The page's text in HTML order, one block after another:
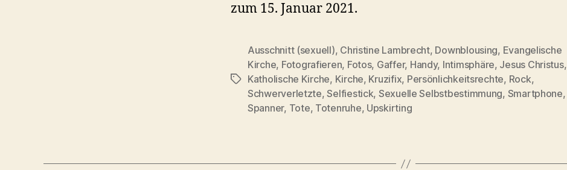
zum 15. Januar 2021.
Schlagwörter
Ausschnitt (sexuell), Christine Lambrecht, Downblousing, Evangelische
Kirche, Fotografieren, Fotos, Gaffer, Handy, Intimsphäre, Jesus Christus,
Katholische Kirche, Kirche, Kruzifix, Persönlichkeitsrechte, Rock,
Schwerverletzte,Selfiestick, Sexuelle Selbstbestimmung, Smartphone,
Spanner, Tote, Totenruhe, Upskirting